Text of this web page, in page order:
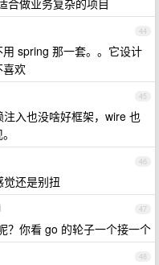
合做业务复杂的项目
44
spring 那一套。。它设计
喜欢
45
入也没啥好框架，wire 也
46
还是别扭
47
？你看 go 的轮子一个接一个
48